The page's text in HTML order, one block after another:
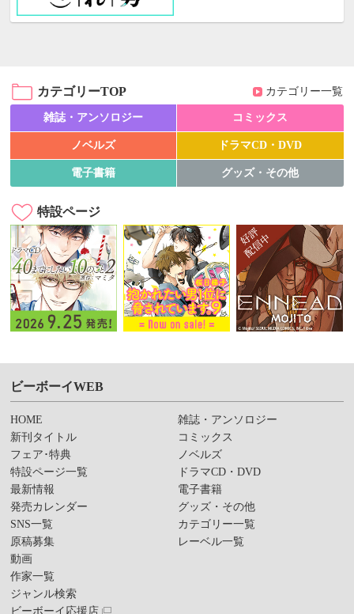
カテゴリーTOP カテゴリー一覧
雑誌・アンソロジー コミックス
ノベルズ ドラマCD・DVD
電子書籍 グッズ・その他
特設ページ
ビーボーイWEB
HOME
新刊タイトル
フェア･特典
特設ページ一覧
最新情報
発売カレンダー
SNS一覧
原稿募集
動画
作家一覧
ジャンル検索
ビーボーイ応援店
雑誌・アンソロジー
コミックス
ノベルズ
ドラマCD・DVD
電子書籍
グッズ・その他
カテゴリー一覧
レーベル一覧